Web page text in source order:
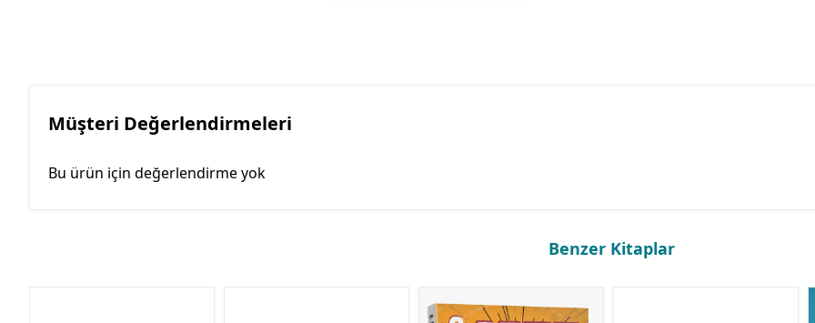
Müşteri Değerlendirmeleri
Bu ürün için değerlendirme yok
Benzer Kitaplar